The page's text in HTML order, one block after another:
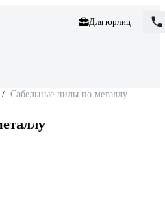
Для юрлиц
/ Сабельные пилы по металлу